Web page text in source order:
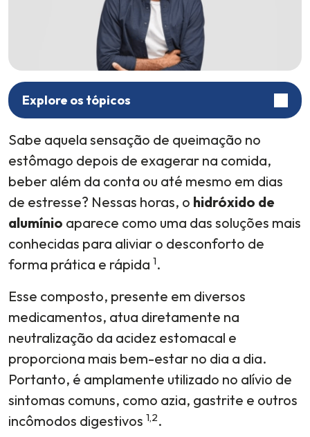
Explore os tópicos
Sabe aquela sensação de queimação no
estômago depois de exagerar na comida,
beber além da conta ou até mesmo em dias
de estresse? Nessas horas, o hidróxido de
alumínio aparece como uma das soluções mais
conhecidas para aliviar o desconforto de
forma prática e rápida 1.
Esse composto, presente em diversos
medicamentos, atua diretamente na
neutralização da acidez estomacal e
proporciona mais bem-estar no dia a dia.
Portanto, é amplamente utilizado no alívio de
sintomas comuns, como azia, gastrite e outros
incômodos digestivos 1,2.